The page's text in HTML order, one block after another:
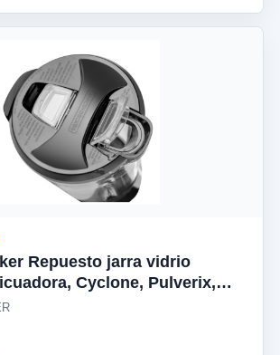
Repuesto jarra vidrio
Cyclone, Pulverix,
silenciosa BL1650-04LA